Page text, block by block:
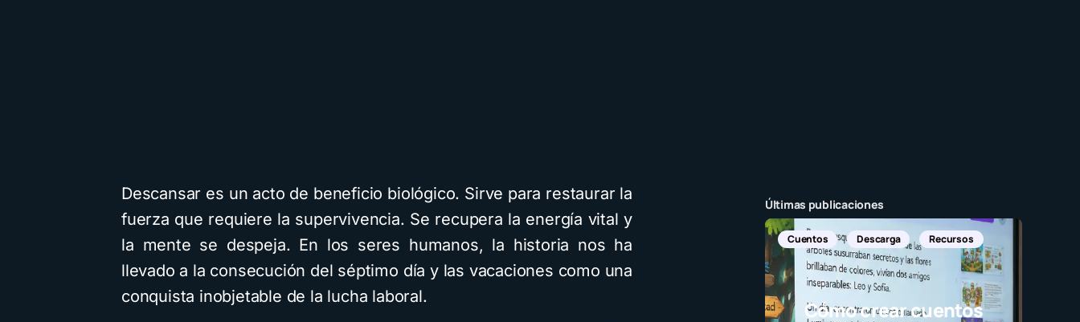
Descansar es un acto de beneficio biológico. Sirve para restaurar la
fuerza que requiere la supervivencia. Se recupera la energía vital y
la mente se despeja. En los seres humanos, la historia nos ha
llevado a la consecución del séptimo día y las vacaciones como una
conquista inobjetable de la lucha laboral.
Últimas publicaciones
Cuentos Descarga Recursos